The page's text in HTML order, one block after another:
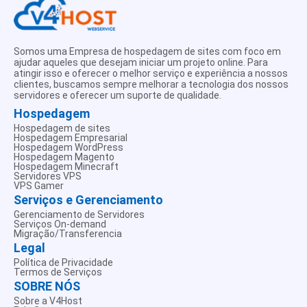
cadastro, no entanto, sempre procuramos está
liberando antes do tempo limite.
Somos uma Empresa de hospedagem de sites com foco em
ajudar aqueles que desejam iniciar um projeto online. Para
atingir isso e oferecer o melhor serviço e experiência a nossos
clientes, buscamos sempre melhorar a tecnologia dos nossos
servidores e oferecer um suporte de qualidade.
Hospedagem
Hospedagem de sites
Hospedagem Empresarial
Hospedagem WordPress
Hospedagem Magento
Hospedagem Minecraft
Servidores VPS
VPS Gamer
Serviços e Gerenciamento
Gerenciamento de Servidores
Serviços On-demand
Migração/Transferencia
Legal
Política de Privacidade
Termos de Serviços
SOBRE NÓS
Sobre a V4Host